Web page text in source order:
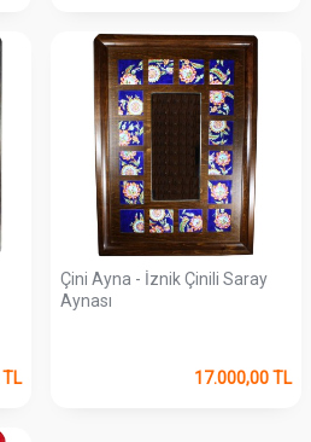
TL
Çini Ayna - İznik Çinili Saray
Aynası
17.000,00TL